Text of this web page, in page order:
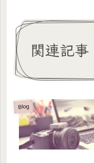
関連記事
Blog